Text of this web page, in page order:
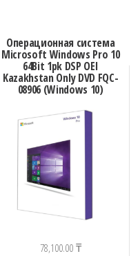
Операционная система
Microsoft Windows Pro 10
64Bit 1pk DSP OEI
Kazakhstan Only DVD FQC-
08906 (Windows 10)
78,100.00₸